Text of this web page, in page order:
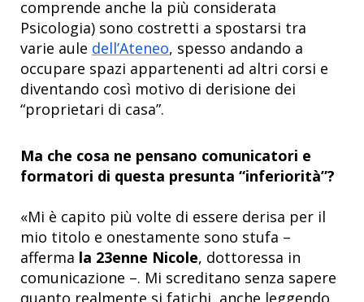
comprende anche la più considerata
Psicologia) sono costretti a spostarsi tra
varie aule dell’Ateneo, spesso andando a
occupare spazi appartenenti ad altri corsi e
diventando così motivo di derisione dei
“proprietari di casa”.
Ma che cosa ne pensano comunicatori e
formatori di questa presunta “inferiorità”?
«Mi è capito più volte di essere derisa per il
mio titolo e onestamente sono stufa –
afferma la 23enne Nicole, dottoressa in
comunicazione –. Mi screditano senza sapere
quanto realmente si fatichi, anche leggendo